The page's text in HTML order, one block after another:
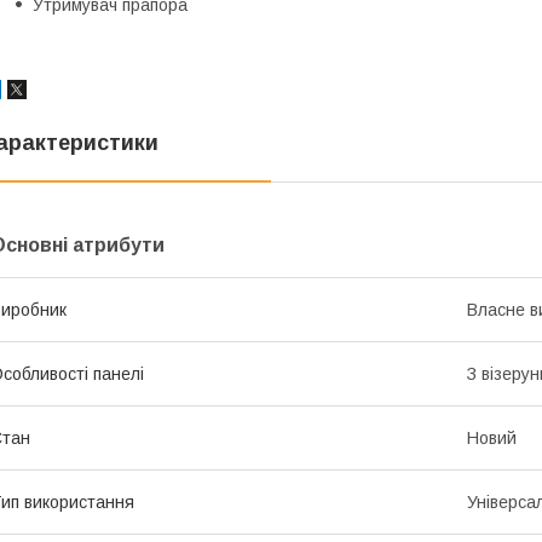
Утримувач прапора
атрибути
Власне
панелі З
Новий
використання